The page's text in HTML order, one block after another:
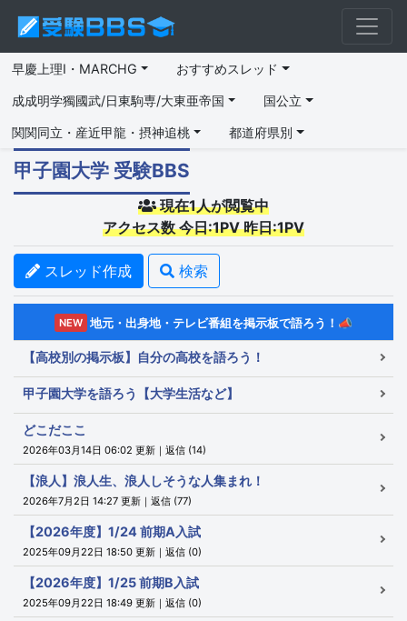
早慶上理I・MARCHG おすすめスレッド
成成明学獨國武/日東駒専/大東亜帝国 国公立
関関同立・産近甲龍・摂神追桃 都道府県別
甲子園大学 受験BBS
現在1人が閲覧中
アクセス数 今日:1PV 昨日:1PV
スレッド作成 検索
NEW 地元・出身地・テレビ番組を掲示板で語ろう！📣
【高校別の掲示板】自分の高校を語ろう！
甲子園大学を語ろう【大学生活など】
どこだここ
2026年03月14日 06:02 更新｜返信 (14)
【浪人】浪人生、浪人しそうな人集まれ！
2026年7月2日 14:27 更新｜返信 (77)
【2026年度】1/24 前期A入試
2025年09月22日 18:50 更新｜返信 (0)
【2026年度】1/25 前期B入試
2025年09月22日 18:49 更新｜返信 (0)